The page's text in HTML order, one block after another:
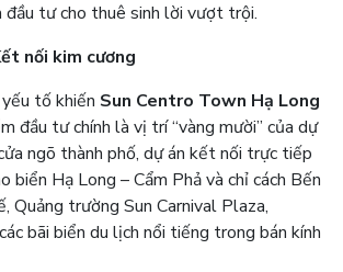
đầu tư cho thuê sinh lời vượt trội.
nối kim cương
tố khiến Sun Centro Town Hạ Long
đầu tư chính là vị trí “vàng mười” của dự
ngõ thành phố, dự án kết nối trực tiếp
biển Hạ Long – Cẩm Phả và chỉ cách Bến
Quảng trường Sun Carnival Plaza,
bãi biển du lịch nổi tiếng trong bán kính